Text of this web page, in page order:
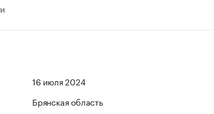
16 июля 2024
Брянская область